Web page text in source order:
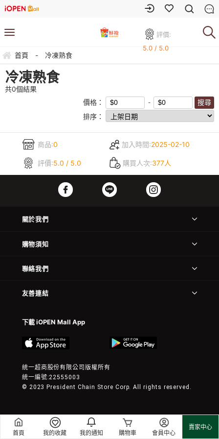
首頁 我的收藏 我的通知 購物車 會員中心
賣家中心
評價:
5.0 / 5.0
首頁 - 冷凍熟食
冷凍熟食
共0個結果
價格：
排序：
商品:0 加入時間:2025-02-10
評價:5.0 / 5.0 購買人次:377人
關於我們
購物須知
聯絡我們
友善連結
下載 iOPEN Mall App
統一超商股份有限公司版權所有
統一編號:22555003
© 2023 President Chain Store Corp. All rights reserved.